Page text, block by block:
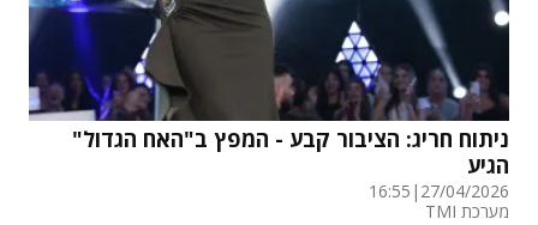
ניתוח חריג: הציבור קבע - המפץ ב"האח הגדול"
הגיע
27/04/2026
|
16:55
מערכת TMI